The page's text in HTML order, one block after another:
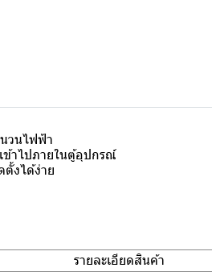
วนไฟฟ้า
าไปภายในตู้อุปกรณ์
งได้ง่าย
รายละเอียดสินค้า